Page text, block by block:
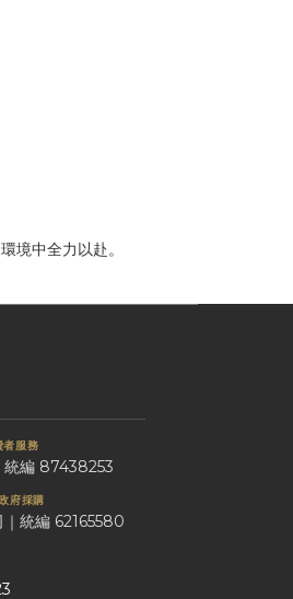
境中全力以赴。
服務
統編 87438253
府採購
統編 62165580